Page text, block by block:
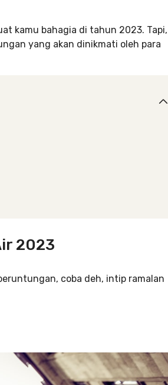
kamu bahagia di tahun 2023. Tapi,
yang akan dinikmati oleh para
2023
coba deh, intip ramalan